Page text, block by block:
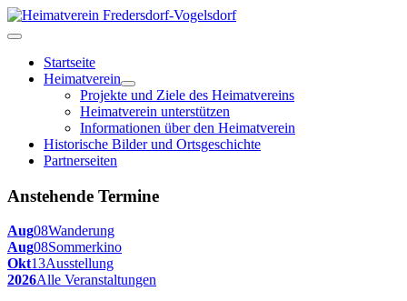
Startseite
Heimatverein
Projekte und Ziele des Heimatvereins
Heimatverein unterstützen
Informationen über den Heimatverein
Historische Bilder und Ortsgeschichte
Partnerseiten
Anstehende Termine
Aug08Wanderung
Aug08Sommerkino
Okt13Ausstellung
2026Alle Veranstaltungen